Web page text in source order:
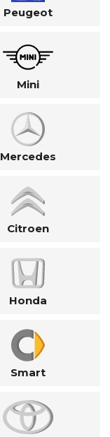
Peugeot
Mini
Mercedes
Citroen
Honda
Smart